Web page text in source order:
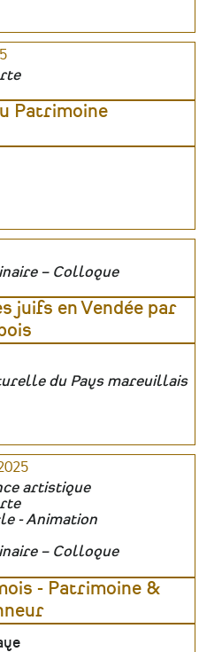
Patrimoine
– Colloque
juifs en Vendée par
du Pays mareuillais
artistique
- Animation
– Colloque
- Patrimoine &